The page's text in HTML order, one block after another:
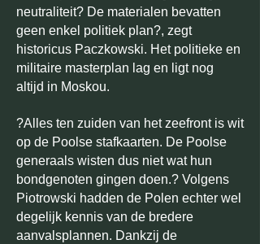
neutraliteit? De materialen bevatten
geen enkel politiek plan?, zegt
historicus Paczkowski. Het politieke en
militaire masterplan lag en ligt nog
altijd in Moskou.
?Alles ten zuiden van het zeefront is wit
op de Poolse stafkaarten. De Poolse
generaals wisten dus niet wat hun
bondgenoten gingen doen.? Volgens
Piotrowski hadden de Polen echter wel
degelijk kennis van de bredere
aanvalsplannen. Dankzij de